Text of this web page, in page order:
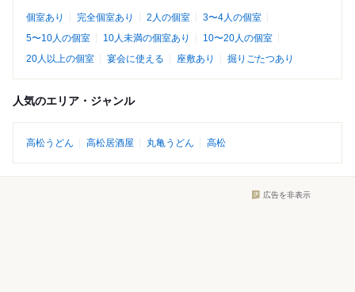
個室あり 完全個室あり 2人の個室
3〜4人の個室
5〜10人の個室
10人未満の個室あり
10〜20人の個室
20人以上の個室
宴会に使える 座敷あり 掘りごたつあり
人気のエリア・ジャンル
高松うどん 高松居酒屋 丸亀うどん 高松
広告を非表示